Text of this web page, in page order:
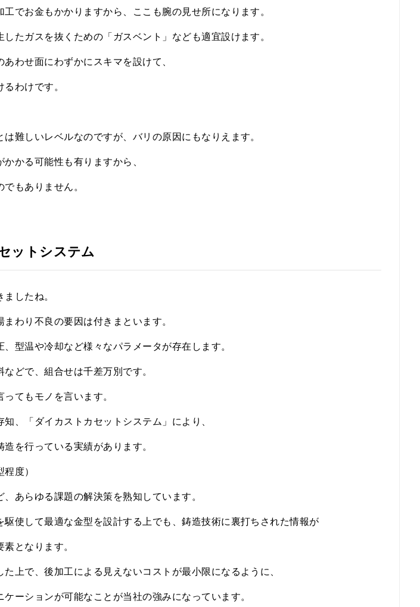
でお金もかかりますから、ここも腕の見せ所になります。
たガスを抜くための「ガスベント」なども適宜設けます。
わせ面にわずかにスキマを設けて、
わけです。
難しいレベルなのですが、バリの原因にもなりえます。
かる可能性も有りますから、
もありません。
ットシステム
したね。
わり不良の要因は付きまといます。
型温や冷却など様々なパラメータが存在します。
どで、組合せは千差万別です。
てもモノを言います。
、「ダイカストカセットシステム」により、
を行っている実績があります。
度）
あらゆる課題の解決策を熟知しています。
駆使して最適な金型を設計する上でも、鋳造技術に裏打ちされた情報が
となります。
上で、後加工による見えないコストが最小限になるように、
ーションが可能なことが当社の強みになっています。